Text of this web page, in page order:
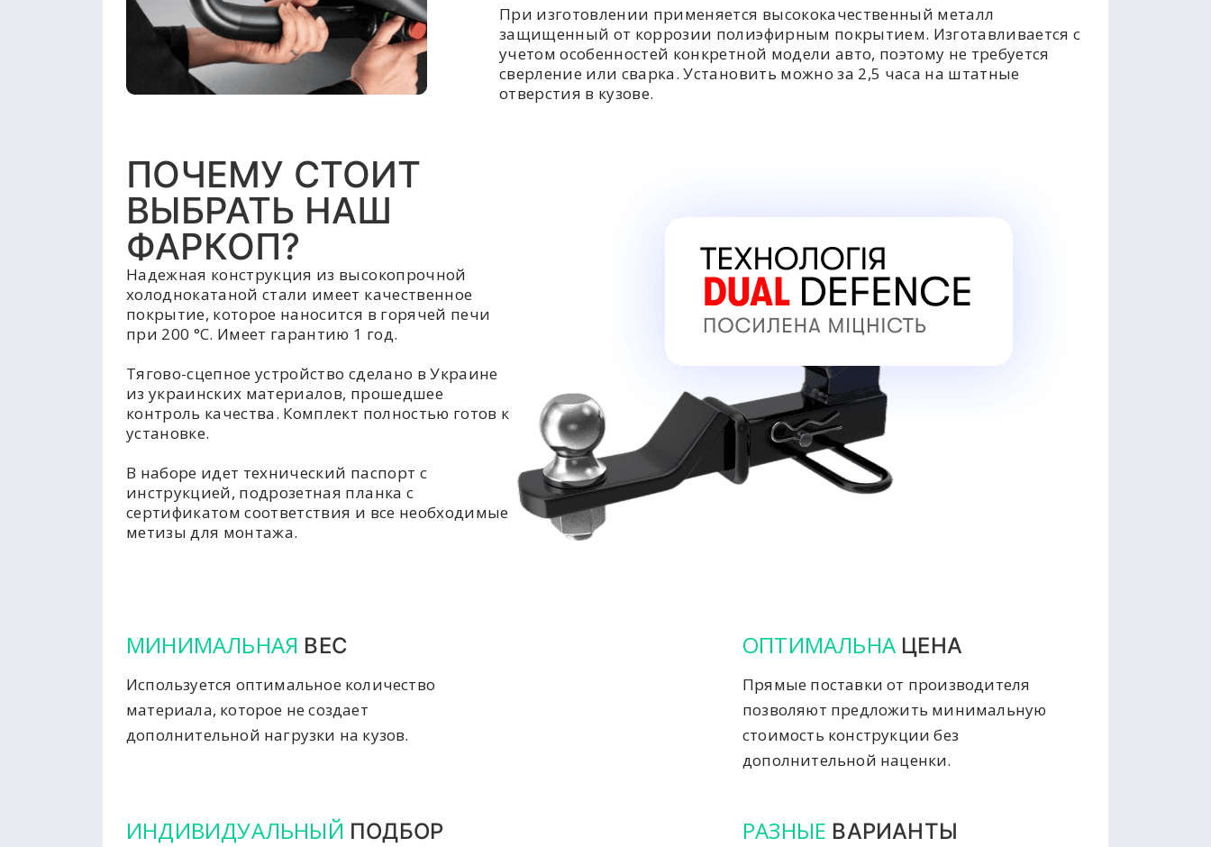
При изготовлении применяется высококачественный металл
защищенный от коррозии полиэфирным покрытием. Изготавливается с
учетом особенностей конкретной модели авто, поэтому не требуется
сверление или сварка. Установить можно за 2,5 часа на штатные
отверстия в кузове.
ПОЧЕМУ СТОИТ
ВЫБРАТЬ НАШ
ФАРКОП?
Надежная конструкция из высокопрочной
холоднокатаной стали имеет качественное
покрытие, которое наносится в горячей печи
при 200 °C. Имеет гарантию 1 год.
Тягово-сцепное устройство сделано в Украине
из украинских материалов, прошедшее
контроль качества. Комплект полностью готов к
установке.
В наборе идет технический паспорт с
инструкцией, подрозетная планка с
сертификатом соответствия и все необходимые
метизы для монтажа.
МИНИМАЛЬНАЯ ВЕС
Используется оптимальное количество
материала, которое не создает
дополнительной нагрузки на кузов.
ОПТИМАЛЬНА ЦЕНА
Прямые поставки от производителя
позволяют предложить минимальную
стоимость конструкции без
дополнительной наценки.
ИНДИВИДУАЛЬНЫЙ ПОДБОР РАЗНЫЕ ВАРИАНТЫ